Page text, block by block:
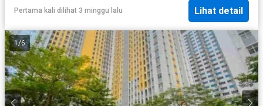
Pertama kali dilihat 3 minggu lalu Lihat detail
1/6